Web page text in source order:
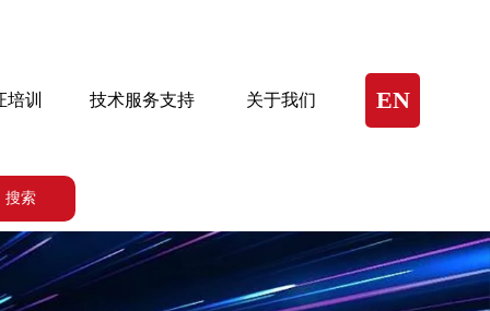
培训 技术服务支持 关于我们 EN
搜索